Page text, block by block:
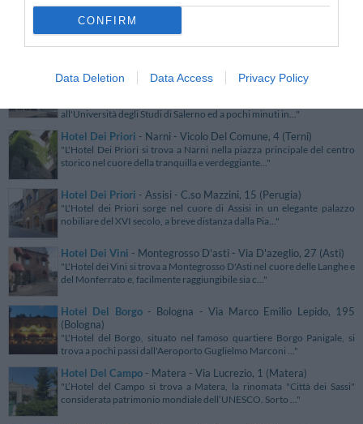
CONFIRM
Data Deletion Data Access Privacy Policy
Hotel Dei Pini- Alghero - Loc. Le Bombarde (Sassari)
Hotel Dei Principati- Baronissi - Via Salvatore Allende, 88
all'Università degli Studi di Salerno ed a pochi minuti in..."
Hotel Dei Priori - Narni - Vicolo Del Comune, 4 (Terni)
"L'Hotel Dei Priori si trova a Narni nella piazza principale del centro
storico nel cuore della tranquilla e verdeggiante..."
Hotel Dei Priori - Assisi - C.so Mazzini, 15 (Perugia)
"L'Hotel dei Priori sorge nel cuore di Assisi in un elegante palazzo
nobiliare del XVI secolo, a breve distanza dalla Pia..."
Hotel Dei Vini - Montegrosso D'asti - Via D'azeglio, 27 (Asti)
"L'Hotel dei Vini si trova a Montegrosso D'Asti nel cuore delle Langhe e
del Monferrato e, facilmente raggiungibile sia c..."
Hotel Del Borgo- Bologna - Via Marco Emilio Lepido, 195
(Bologna)
"L'Hotel del Borgo, situato nel famoso quartiere Borgo Panigale, si
trova a pochi passi dall'Aeroporto Guglielmo Marconi ..."
Hotel Del Campo - Matera - Via Lucrezio, 1 (Matera)
"L’Hotel del Campo si trova a Matera, la rinomata "Città dei Sassi"
considerata patrimonio mondiale dell’UNESCO. Sorto ..."